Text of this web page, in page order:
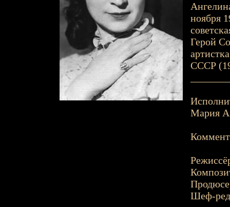
ноября
Герой
СССР
Мария
Шеф-